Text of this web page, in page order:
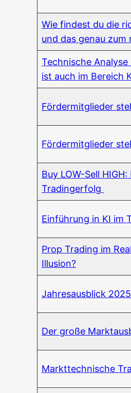
Wie fin­dest du die
und das genau
Tech­ni­sche
ist auch im Bereich
För­der­mit­glie­der
För­der­mit­glie­der
Buy LOW-Sell
Tradingerfolg
Ein­füh­rung in KI im
Prop Tra­ding im
Illusion?
Jah­res­aus­blick
Der gro­ße
Markt­tech­ni­sche